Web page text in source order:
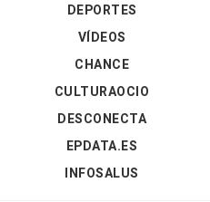
DEPORTES
VÍDEOS
CHANCE
CULTURAOCIO
DESCONECTA
EPDATA.ES
INFOSALUS